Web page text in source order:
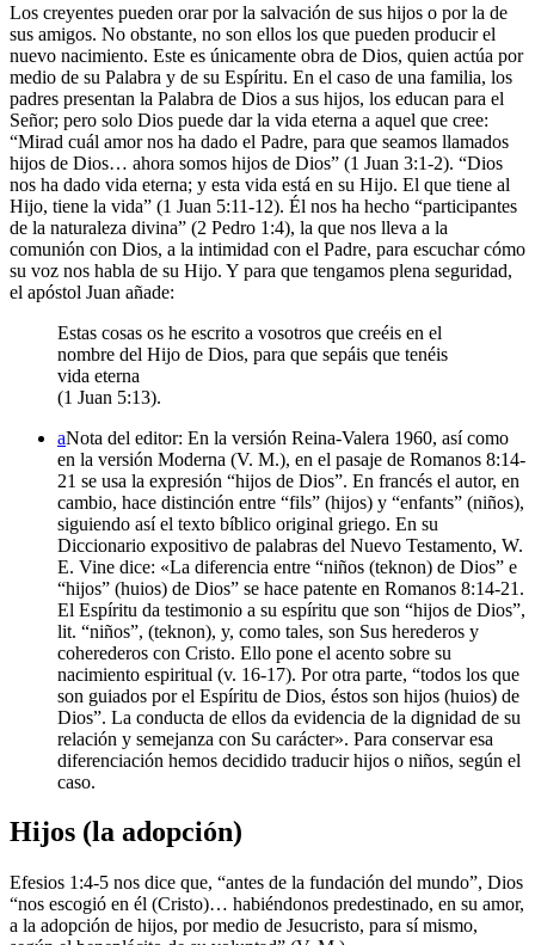
Los creyentes pueden orar por la salvación de sus hijos o por la de
sus amigos. No obstante, no son ellos los que pueden producir el
nuevo nacimiento. Este es únicamente obra de Dios, quien actúa por
medio de su Palabra y de su Espíritu. En el caso de una familia, los
padres presentan la Palabra de Dios a sus hijos, los educan para el
Señor; pero solo Dios puede dar la vida eterna a aquel que cree:
“Mirad cuál amor nos ha dado el Padre, para que seamos llamados
hijos de Dios… ahora somos hijos de Dios” (1 Juan 3:1-2). “Dios
nos ha dado vida eterna; y esta vida está en su Hijo. El que tiene al
Hijo, tiene la vida” (1 Juan 5:11-12). Él nos ha hecho “participantes
de la naturaleza divina” (2 Pedro 1:4), la que nos lleva a la
comunión con Dios, a la intimidad con el Padre, para escuchar cómo
su voz nos habla de su Hijo. Y para que tengamos plena seguridad,
el apóstol Juan añade:
Estas cosas os he escrito a vosotros que creéis en el
nombre del Hijo de Dios, para que sepáis que tenéis
vida eterna
(1 Juan 5:13).
aNota del editor: En la versión Reina-Valera 1960, así como
en la versión Moderna (V. M.), en el pasaje de Romanos 8:14-
21 se usa la expresión “hijos de Dios”. En francés el autor, en
cambio, hace distinción entre “fils” (hijos) y “enfants” (niños),
siguiendo así el texto bíblico original griego. En su
Diccionario expositivo de palabras del Nuevo Testamento, W.
E. Vine dice: «La diferencia entre “niños (teknon) de Dios” e
“hijos” (huios) de Dios” se hace patente en Romanos 8:14-21.
El Espíritu da testimonio a su espíritu que son “hijos de Dios”,
lit. “niños”, (teknon), y, como tales, son Sus herederos y
coherederos con Cristo. Ello pone el acento sobre su
nacimiento espiritual (v. 16-17). Por otra parte, “todos los que
son guiados por el Espíritu de Dios, éstos son hijos (huios) de
Dios”. La conducta de ellos da evidencia de la dignidad de su
relación y semejanza con Su carácter». Para conservar esa
diferenciación hemos decidido traducir hijos o niños, según el
caso.
Hijos (la adopción)
Efesios 1:4-5 nos dice que, “antes de la fundación del mundo”, Dios
“nos escogió en él (Cristo)… habiéndonos predestinado, en su amor,
a la adopción de hijos, por medio de Jesucristo, para sí mismo,